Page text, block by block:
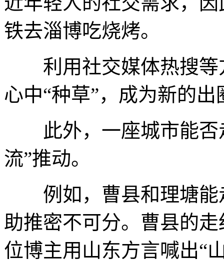
铁去淄博吃烧烤。
利用社交媒体热搜等
心中“种草”，成为新的出
此外，一座城市能否
流”推动。
例如，曹县和理塘能
助推密不可分。曹县的
位博主用山东方言喊出“